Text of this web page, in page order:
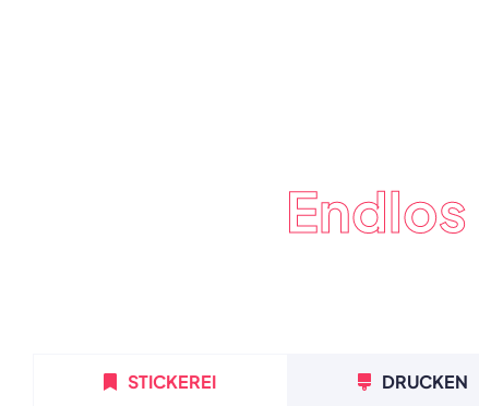
Endlos
STICKEREI DRUCKEN